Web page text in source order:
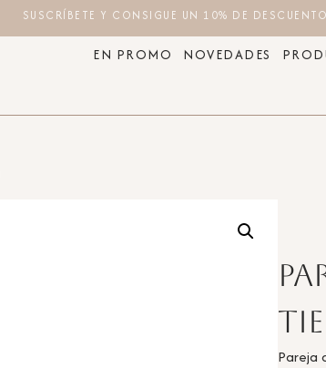
SUSCRÍBETE Y CONSIGUE UN 10% DE
EN PROMO NOVEDADES
Pareja